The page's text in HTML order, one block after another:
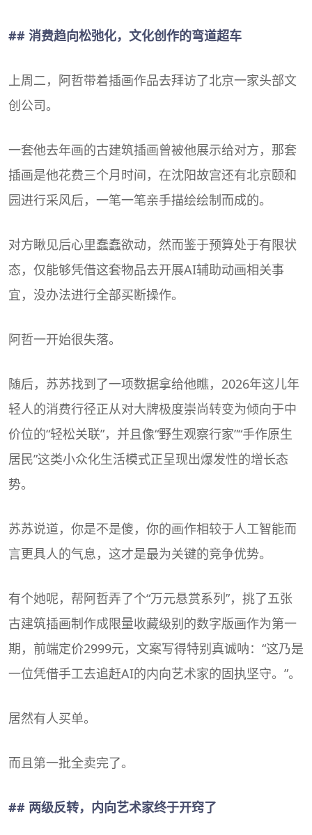
## 消费趋向松弛化，文化创作的弯道超车
上周二，阿哲带着插画作品去拜访了北京一家头部文
创公司。
一套他去年画的古建筑插画曾被他展示给对方，那套
插画是他花费三个月时间，在沈阳故宫还有北京颐和
园进行采风后，一笔一笔亲手描绘绘制而成的。
对方瞅见后心里蠢蠢欲动，然而鉴于预算处于有限状
态，仅能够凭借这套物品去开展AI辅助动画相关事
宜，没办法进行全部买断操作。
阿哲一开始很失落。
随后，苏苏找到了一项数据拿给他瞧，2026年这儿年
轻人的消费行径正从对大牌极度崇尚转变为倾向于中
价位的“轻松关联”，并且像“野生观察行家”“手作原生
居民”这类小众化生活模式正呈现出爆发性的增长态
势。
苏苏说道，你是不是傻，你的画作相较于人工智能而
言更具人的气息，这才是最为关键的竞争优势。
有个她呢，帮阿哲弄了个“万元悬赏系列”，挑了五张
古建筑插画制作成限量收藏级别的数字版画作为第一
期，前端定价2999元，文案写得特别真诚呐：“这乃是
一位凭借手工去追赶AI的内向艺术家的固执坚守。”。
居然有人买单。
而且第一批全卖完了。
## 两级反转，内向艺术家终于开窍了